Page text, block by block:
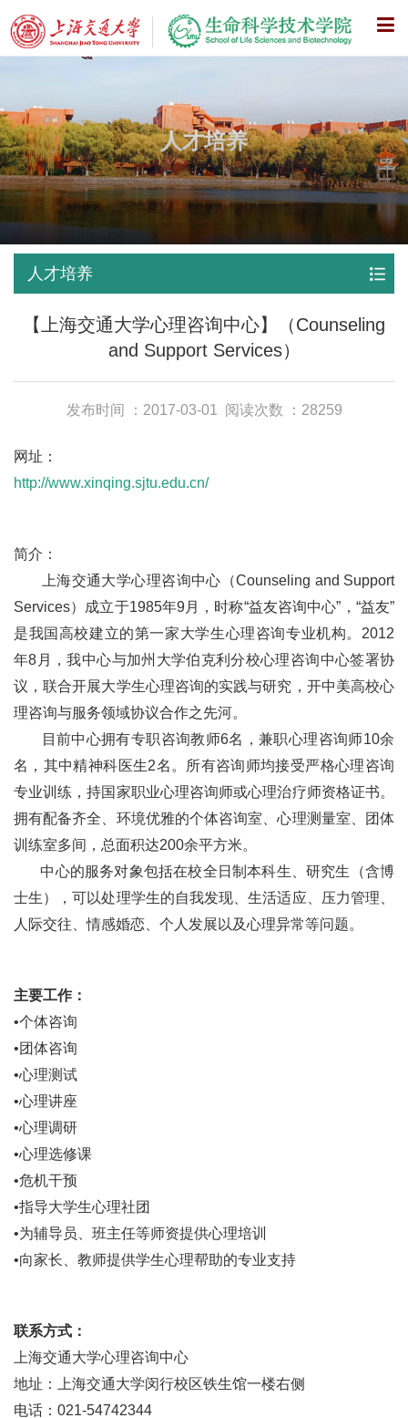
X
人才培养
人才培养
【上海交通大学心理咨询中心】（Counseling
and Support Services）
发布时间 ：2017-03-01 阅读次数 ：28259
网址：
http://www.xinqing.sjtu.edu.cn/
简介：
上海交通大学心理咨询中心（Counseling and Support
Services）成立于1985年9月，时称“益友咨询中心”，“益友”
是我国高校建立的第一家大学生心理咨询专业机构。2012
年8月，我中心与加州大学伯克利分校心理咨询中心签署协
议，联合开展大学生心理咨询的实践与研究，开中美高校心
理咨询与服务领域协议合作之先河。
目前中心拥有专职咨询教师6名，兼职心理咨询师10余
名，其中精神科医生2名。所有咨询师均接受严格心理咨询
专业训练，持国家职业心理咨询师或心理治疗师资格证书。
拥有配备齐全、环境优雅的个体咨询室、心理测量室、团体
训练室多间，总面积达200余平方米。
中心的服务对象包括在校全日制本科生、研究生（含博
士生），可以处理学生的自我发现、生活适应、压力管理、
人际交往、情感婚恋、个人发展以及心理异常等问题。
主要工作：
•个体咨询
•团体咨询
•心理测试
•心理讲座
•心理调研
•心理选修课
•危机干预
•指导大学生心理社团
•为辅导员、班主任等师资提供心理培训
•向家长、教师提供学生心理帮助的专业支持
联系方式：
上海交通大学心理咨询中心
地址：上海交通大学闵行校区铁生馆一楼右侧
电话：021-54742344